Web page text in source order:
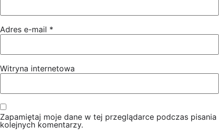
Adres e-mail *
Witryna internetowa
Zapamiętaj moje dane w tej przeglądarce podczas pisania
kolejnych komentarzy.